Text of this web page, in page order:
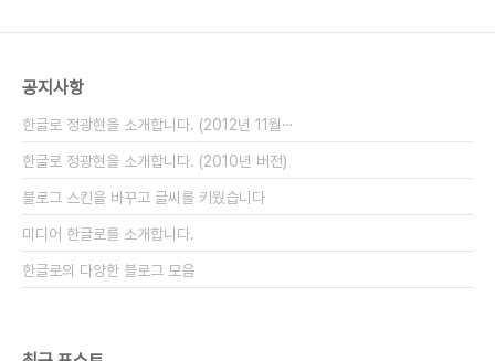
공지사항
한글로 정광현을 소개합니다. (2012년 11월⋯
한글로 정광현을 소개합니다. (2010년 버전)
블로그 스킨을 바꾸고 글씨를 키웠습니다
미디어 한글로를 소개합니다.
한글로의 다양한 블로그 모음